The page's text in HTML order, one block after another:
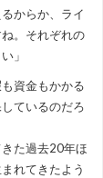
からか、ライ
。それぞれの
」
資金もかかる
ているのだろ
きた過去20年ほ
れてきたよう